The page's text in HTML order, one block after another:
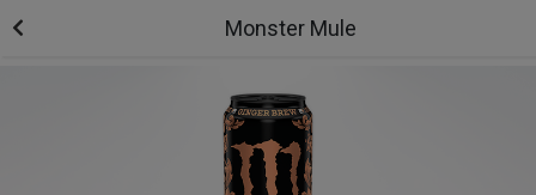
Monster Mule